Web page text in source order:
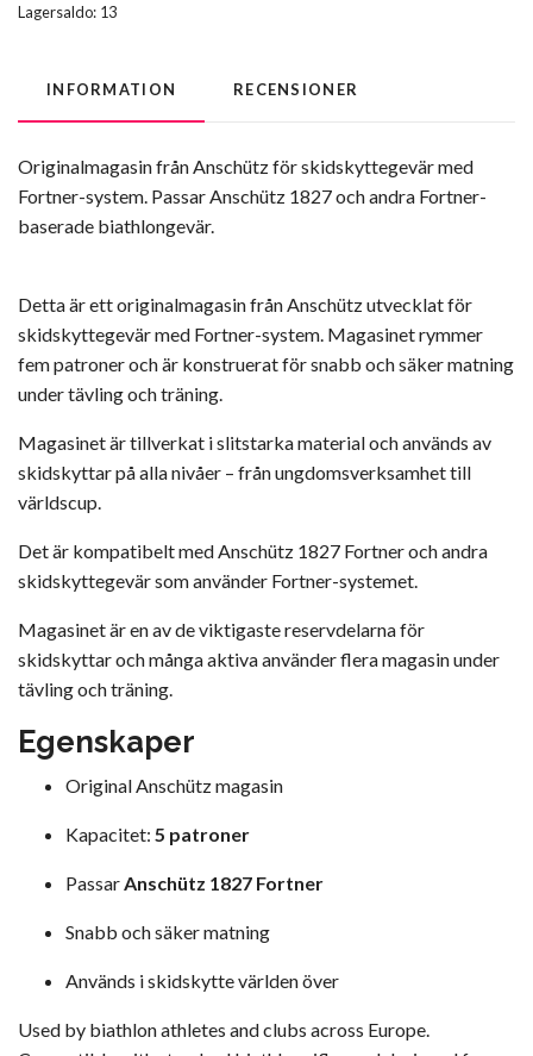
Lagersaldo: 13
INFORMATION RECENSIONER
Originalmagasin från Anschütz för skidskyttegevär med
Fortner-system. Passar Anschütz 1827 och andra Fortner-
baserade biathlongevär.
Detta är ett originalmagasin från Anschütz utvecklat för
skidskyttegevär med Fortner-system. Magasinet rymmer
fem patroner och är konstruerat för snabb och säker matning
under tävling och träning.
Magasinet är tillverkat i slitstarka material och används av
skidskyttar på alla nivåer – från ungdomsverksamhet till
världscup.
Det är kompatibelt med Anschütz 1827 Fortner och andra
skidskyttegevär som använder Fortner-systemet.
Magasinet är en av de viktigaste reservdelarna för
skidskyttar och många aktiva använder flera magasin under
tävling och träning.
Egenskaper
Original Anschütz magasin
Kapacitet: 5 patroner
Passar Anschütz 1827 Fortner
Snabb och säker matning
Används i skidskytte världen över
Used by biathlon athletes and clubs across Europe.